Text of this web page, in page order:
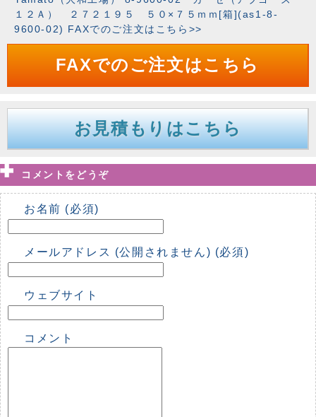
１２Ａ） ２７２１９５ ５０×７５ｍｍ[箱](as1-8-
9600-02) FAXでのご注文はこちら>>
FAXでのご注文はこちら
お見積もりはこちら
コメントをどうぞ
お名前 (必須)
メールアドレス (公開されません) (必須)
ウェブサイト
コメント